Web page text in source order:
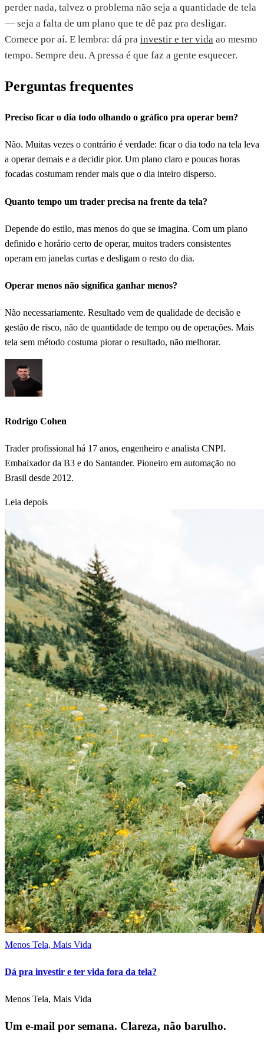
perder nada, talvez o problema não seja a quantidade de tela
— seja a falta de um plano que te dê paz pra desligar.
Comece por aí. E lembra: dá pra investir e ter vida ao mesmo
tempo. Sempre deu. A pressa é que faz a gente esquecer.
Perguntas frequentes
Preciso ficar o dia todo olhando o gráfico pra operar bem?
Não. Muitas vezes o contrário é verdade: ficar o dia todo na tela leva
a operar demais e a decidir pior. Um plano claro e poucas horas
focadas costumam render mais que o dia inteiro disperso.
Quanto tempo um trader precisa na frente da tela?
Depende do estilo, mas menos do que se imagina. Com um plano
definido e horário certo de operar, muitos traders consistentes
operam em janelas curtas e desligam o resto do dia.
Operar menos não significa ganhar menos?
Não necessariamente. Resultado vem de qualidade de decisão e
gestão de risco, não de quantidade de tempo ou de operações. Mais
tela sem método costuma piorar o resultado, não melhorar.
Rodrigo Cohen
Trader profissional há 17 anos, engenheiro e analista CNPI.
Embaixador da B3 e do Santander. Pioneiro em automação no
Brasil desde 2012.
Leia depois
Menos Tela, Mais Vida
Dá pra investir e ter vida fora da tela?
Menos Tela, Mais Vida
Um e-mail por semana. Clareza, não barulho.